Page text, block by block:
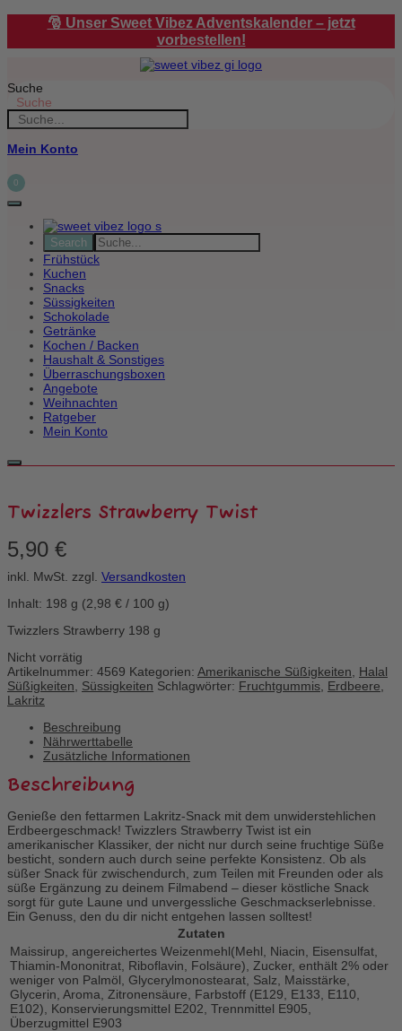
springen
🎅 Unser Sweet Vibez Adventskalender – jetzt
vorbestellen!
Suche
Suche
Mein Konto
0
Frühstück
Kuchen
Snacks
Süssigkeiten
Schokolade
Getränke
Kochen / Backen
Haushalt & Sonstiges
Überraschungsboxen
Angebote
Weihnachten
Ratgeber
Mein Konto
Twizzlers Strawberry Twist
5,90 €
inkl. MwSt. zzgl. Versandkosten
Inhalt: 198 g (2,98 € / 100 g)
Twizzlers Strawberry 198 g
Nicht vorrätig
Artikelnummer: 4569 Kategorien: Amerikanische Süßigkeiten
Halal
Süßigkeiten
Süssigkeiten Schlagwörter: Fruchtgummis Erdbeere
Lakritz
Beschreibung
Nährwerttabelle
Zusätzliche Informationen
Beschreibung
Genieße den fettarmen Lakritz-Snack mit dem unwiderstehlichen
Erdbeergeschmack! Twizzlers Strawberry Twist ist ein
amerikanischer Klassiker, der nicht nur durch seine fruchtige Süße
besticht, sondern auch durch seine perfekte Konsistenz. Ob als
süßer Snack für zwischendurch, zum Teilen mit Freunden oder als
süße Ergänzung zu deinem Filmabend – dieser köstliche Snack
sorgt für gute Laune und unvergessliche Geschmackserlebnisse.
Ein Genuss, den du dir nicht entgehen lassen solltest!
Zutaten
Maissirup, angereichertes Weizenmehl(Mehl, Niacin, Eisensulfat,
Thiamin-Mononitrat, Riboflavin, Folsäure), Zucker, enthält 2% oder
weniger von Palmöl, Glycerylmonostearat, Salz, Maisstärke,
Glycerin, Aroma, Zitronensäure, Farbstoff (E129, E133, E110,
E102), Konservierungsmittel E202, Trennmittel E905,
Überzugmittel E903